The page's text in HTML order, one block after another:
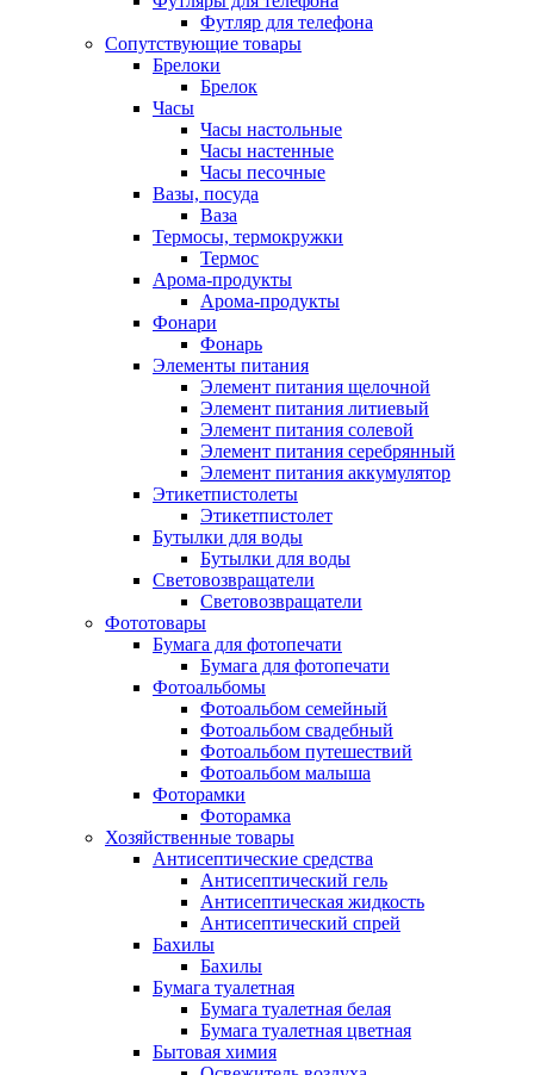
Футляр для телефона
Сопутствующие товары
Брелоки
Брелок
Часы
Часы настольные
Часы настенные
Часы песочные
Вазы, посуда
Ваза
Термосы, термокружки
Термос
Арома-продукты
Арома-продукты
Фонари
Фонарь
Элементы питания
Элемент питания щелочной
Элемент питания литиевый
Элемент питания солевой
Элемент питания серебрянный
Элемент питания аккумулятор
Этикетпистолеты
Этикетпистолет
Бутылки для воды
Бутылки для воды
Световозвращатели
Световозвращатели
Фототовары
Бумага для фотопечати
Бумага для фотопечати
Фотоальбомы
Фотоальбом семейный
Фотоальбом свадебный
Фотоальбом путешествий
Фотоальбом малыша
Фоторамки
Фоторамка
Хозяйственные товары
Антисептические средства
Антисептический гель
Антисептическая жидкость
Антисептический спрей
Бахилы
Бахилы
Бумага туалетная
Бумага туалетная белая
Бумага туалетная цветная
Бытовая химия